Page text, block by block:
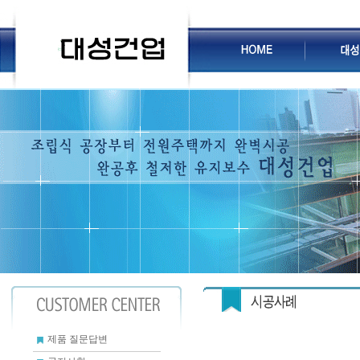
제품 질문답변